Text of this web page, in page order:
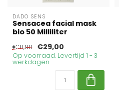
DADO SENS
Sensacea facial mask
bio 50 Milliliter
€31,90 €29,00
Op voorraad. Levertijd 1 - 3
werkdagen